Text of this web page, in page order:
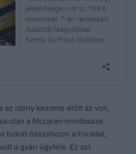
az idény kezdete előtt az volt,
után a McLaren mindössze
tudott összehozni a Forddal,
a gyári ügyfele. Ez azt